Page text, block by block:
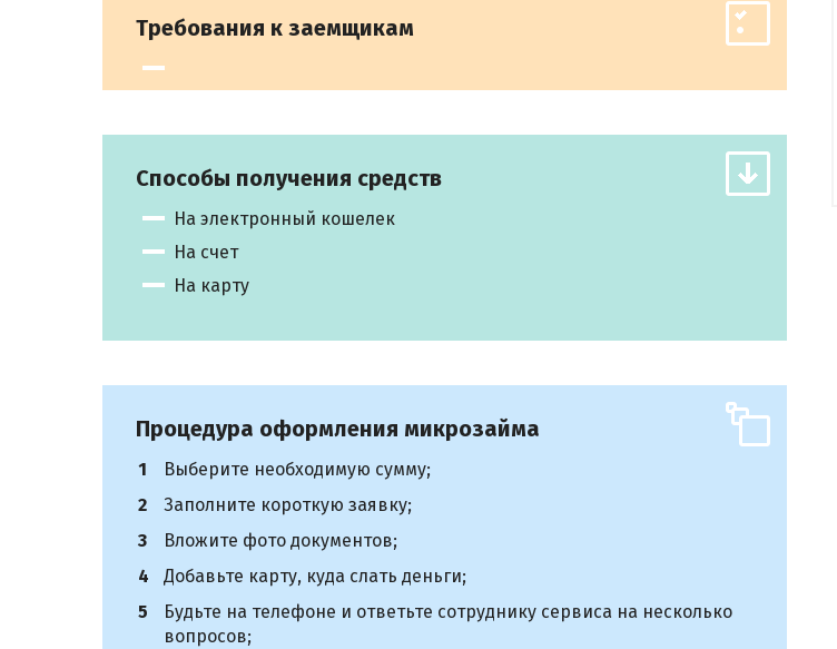
Требования к заемщикам
Способы получения средств
На электронный кошелек
На счет
На карту
Процедура оформления микрозайма
Выберите необходимую сумму;
Заполните короткую заявку;
Вложите фото документов;
Добавьте карту, куда слать деньги;
Будьте на телефоне и ответьте сотруднику сервиса на несколько
вопросов;